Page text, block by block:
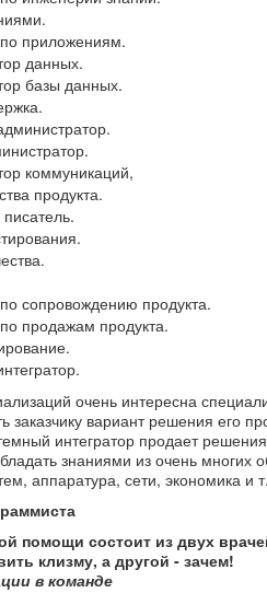
приложениям.
данных.
базы данных.
коммуникаций,
продукта.
сопровождению продукта.
продажам продукта.
очень интересна
заказчику вариант решения
интегратор продает
знаниями из очень многих
аппаратура, сети, экономика и
помощи состоит из двух
клизму, а другой - зачем!
в команде